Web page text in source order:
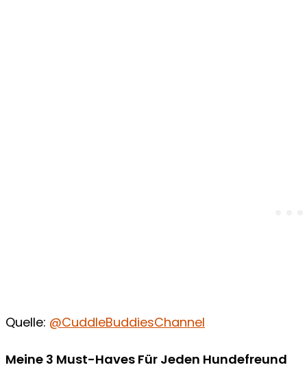
Quelle: @CuddleBuddiesChannel
Meine 3 Must-Haves Für Jeden Hundefreund​